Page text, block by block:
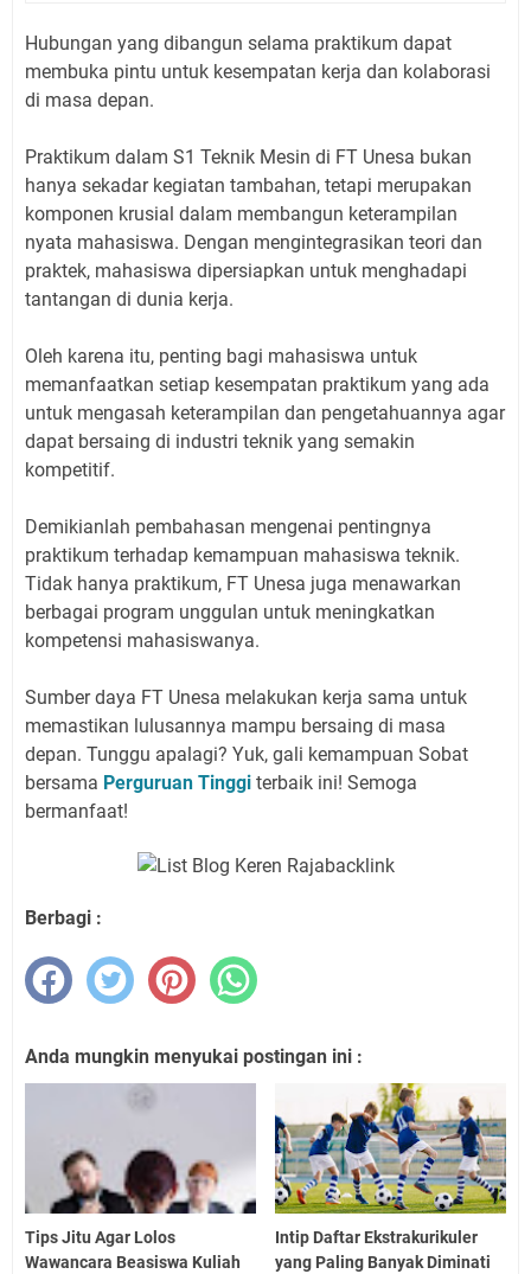
Hubungan yang dibangun selama praktikum dapat
membuka pintu untuk kesempatan kerja dan kolaborasi
di masa depan.
Praktikum dalam S1 Teknik Mesin di FT Unesa bukan
hanya sekadar kegiatan tambahan, tetapi merupakan
komponen krusial dalam membangun keterampilan
nyata mahasiswa. Dengan mengintegrasikan teori dan
praktek, mahasiswa dipersiapkan untuk menghadapi
tantangan di dunia kerja.
Oleh karena itu, penting bagi mahasiswa untuk
memanfaatkan setiap kesempatan praktikum yang ada
untuk mengasah keterampilan dan pengetahuannya agar
dapat bersaing di industri teknik yang semakin
kompetitif.
Demikianlah pembahasan mengenai pentingnya
praktikum terhadap kemampuan mahasiswa teknik.
Tidak hanya praktikum, FT Unesa juga menawarkan
berbagai program unggulan untuk meningkatkan
kompetensi mahasiswanya.
Sumber daya FT Unesa melakukan kerja sama untuk
memastikan lulusannya mampu bersaing di masa
depan. Tunggu apalagi? Yuk, gali kemampuan Sobat
bersama Perguruan Tinggi terbaik ini! Semoga
bermanfaat!
Berbagi :
Anda mungkin menyukai postingan ini :
Tips Jitu Agar Lolos
Wawancara Beasiswa Kuliah
Intip Daftar Ekstrakurikuler
yang Paling Banyak Diminati